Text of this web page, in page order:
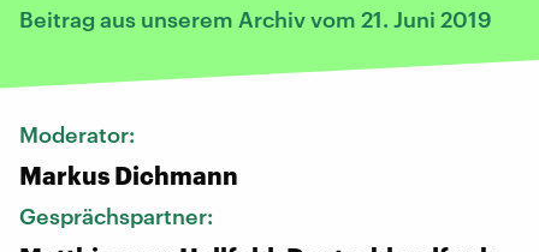
Beitrag aus unserem Archiv vom 21. Juni 2019
Moderator:
Markus Dichmann
Gesprächspartner: